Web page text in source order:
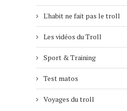
L'habit ne fait pas le troll
Les vidéos du Troll
Sport & Training
Test matos
Voyages du troll